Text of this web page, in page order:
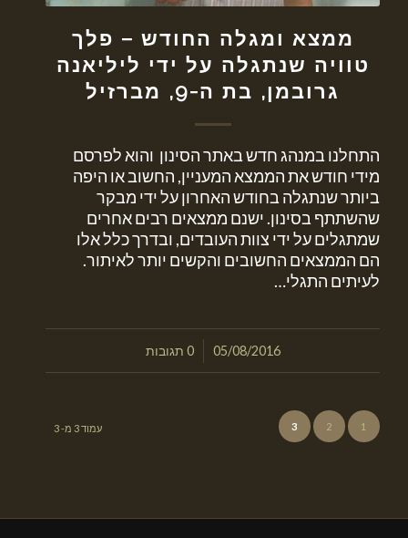
ממצא ומגלה החודש – פלך
טוויה שנתגלה על ידי ליליאנה
גרובמן, בת ה-9, מברזיל
התחלנו במנהג חדש באתר הסינון והוא לפרסם
מידי חודש את הממצא המעניין, החשוב או היפה
ביותר שנתגלה בחודש האחרון על ידי מבקר
שהשתתף בסינון. ישנם ממצאים רבים אחרים
שמתגלים על ידי צוות העובדים, ובדרך כלל אלו
הם הממצאים החשובים והקשים יותר לאיתור.
לעיתים התגלי…
05/08/2016
/ 0 תגובות
עמוד 3 מ- 3 1
2
3